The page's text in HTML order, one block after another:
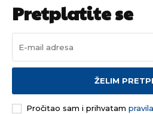
Pretplatite se
ŽELIM
Pročitao sam i prihvatam